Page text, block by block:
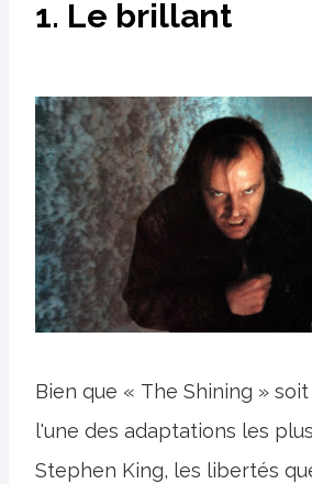
1. Le brillant
Bien que « The Shining »
l'une des adaptations les
Stephen King, les libertés